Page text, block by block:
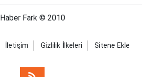
Haber Fark © 2010
İletişim Gizlilik İlkeleri Sitene Ekle